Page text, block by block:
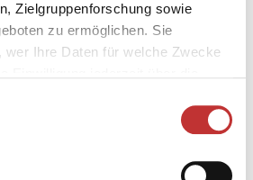
Zielgruppenforschung sowie
zu ermöglichen. Sie
wer Ihre Daten für welche Zwecke
oder widerrufen